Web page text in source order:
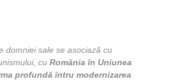
domniei sale se asociază cu
cu România în Uniunea
profundă întru modernizarea